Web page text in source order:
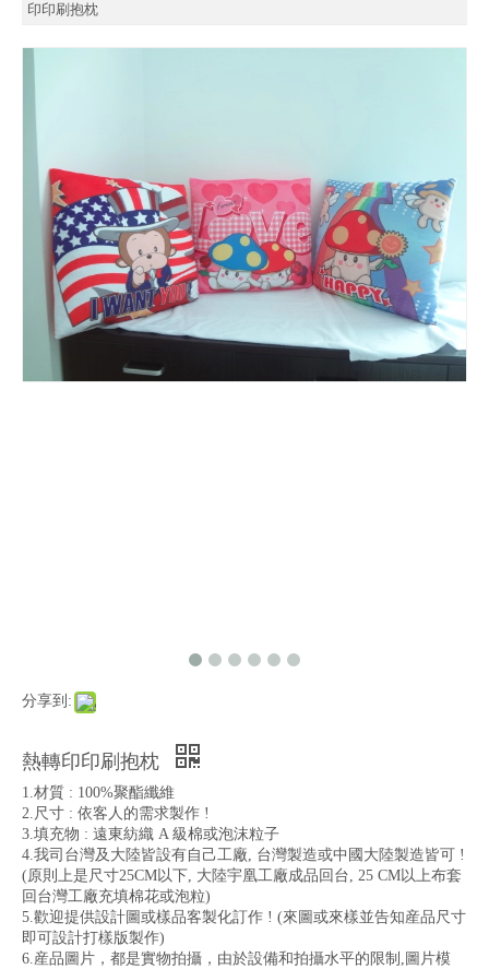
印印刷抱枕
分享到:
熱轉印印刷抱枕
1.材質 : 100%聚酯纖維
2.尺寸 : 依客人的需求製作 !
3.填充物 : 遠東紡織 A 級棉或泡沫粒子
4.我司台灣及大陸皆設有自己工廠, 台灣製造或中國大陸製造皆可 !
(原則上是尺寸25CM以下, 大陸宇凰工廠成品回台, 25 CM以上布套
回台灣工廠充填棉花或泡粒)
5.歡迎提供設計圖或樣品客製化訂作 ! (來圖或來樣並告知産品尺寸
即可設計打樣版製作)
6.産品圖片，都是實物拍攝，由於設備和拍攝水平的限制,圖片模